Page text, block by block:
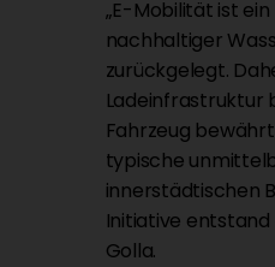
„E-Mobilität ist
nachhaltiger
zurückgelegt.
Ladeinfrastruktur
Fahrzeug
typische
innerstädtischen
Initiative
Golla.